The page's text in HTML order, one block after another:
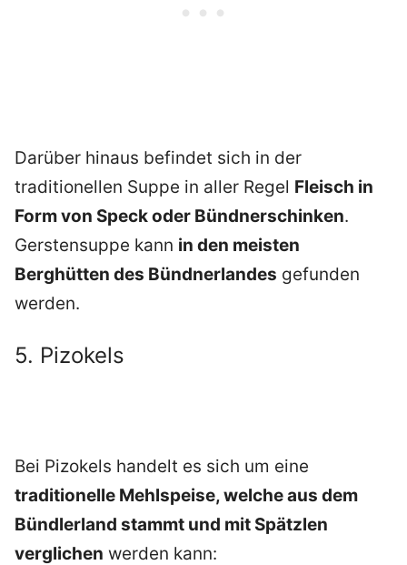
Darüber hinaus befindet sich in der
traditionellen Suppe in aller Regel Fleisch in
Form von Speck oder Bündnerschinken.
Gerstensuppe kann in den meisten
Berghütten des Bündnerlandes gefunden
werden.
5. Pizokels
Bei Pizokels handelt es sich um eine
traditionelle Mehlspeise, welche aus dem
Bündlerland stammt und mit Spätzlen
verglichen werden kann: